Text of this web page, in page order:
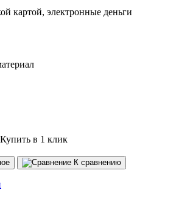
картой, электронные деньги
Купить в 1 клик
К сравнению